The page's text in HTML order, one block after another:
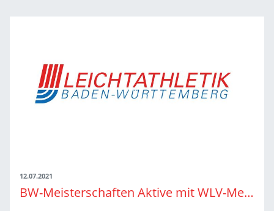
12.07.2021
BW-Meisterschaften Aktive mit WLV-Meisterschaften U16: Offizielle Teilnehmerliste ist online